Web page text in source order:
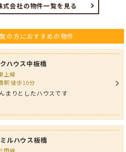
式会社の物件一覧を見る
の方におすすめの物件
ハウス中板橋
上線
駅 徒歩10分
まりとしたハウスです
ルハウス板橋